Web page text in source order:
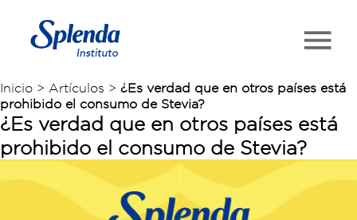
Inicio > Artículos > ¿Es verdad que en otros países está
prohibido el consumo de Stevia?
¿Es verdad que en otros países está
prohibido el consumo de Stevia?